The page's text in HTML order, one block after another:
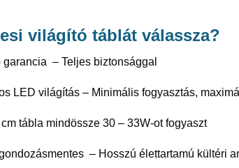
világító táblát válassza?
garancia – Teljes biztonsággal
LED világítás – Minimális fogyasztás,
tábla mindössze 30 – 33W-ot fogyaszt
– Hosszú élettartamú kültéri